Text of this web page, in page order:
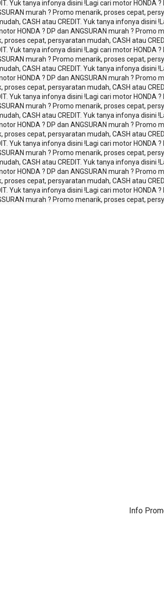
Yuk tanya infonya disini ! Lagi cari motor HONDA
murah ? Promo menarik, proses cepat,
CASH atau CREDIT. Yuk tanya infonya disini !
HONDA ? DP dan ANGSURAN murah ?
proses cepat, persyaratan mudah, CASH atau
Yuk tanya infonya disini ! Lagi cari motor HONDA
murah ? Promo menarik, proses cepat,
CASH atau CREDIT. Yuk tanya infonya disini !
HONDA ? DP dan ANGSURAN murah ?
proses cepat, persyaratan mudah, CASH atau
Yuk tanya infonya disini ! Lagi cari motor HONDA
murah ? Promo menarik, proses cepat,
CASH atau CREDIT. Yuk tanya infonya disini !
HONDA ? DP dan ANGSURAN murah ?
proses cepat, persyaratan mudah, CASH atau
Yuk tanya infonya disini ! Lagi cari motor HONDA
murah ? Promo menarik, proses cepat,
CASH atau CREDIT. Yuk tanya infonya disini !
HONDA ? DP dan ANGSURAN murah ?
proses cepat, persyaratan mudah, CASH atau
Yuk tanya infonya disini ! Lagi cari motor HONDA
murah ? Promo menarik, proses cepat,
Info